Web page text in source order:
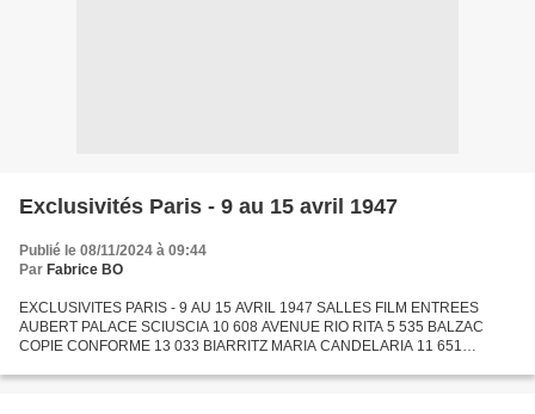
Exclusivités Paris - 9 au 15 avril 1947
Publié le 08/11/2024 à 09:44
Par Fabrice BO
EXCLUSIVITES PARIS - 9 AU 15 AVRIL 1947 SALLES FILM ENTREES
AUBERT PALACE SCIUSCIA 10 608 AVENUE RIO RITA 5 535 BALZAC
COPIE CONFORME 13 033 BIARRITZ MARIA CANDELARIA 11 651
CASABLANCA 13 947 CALIFORNIA...